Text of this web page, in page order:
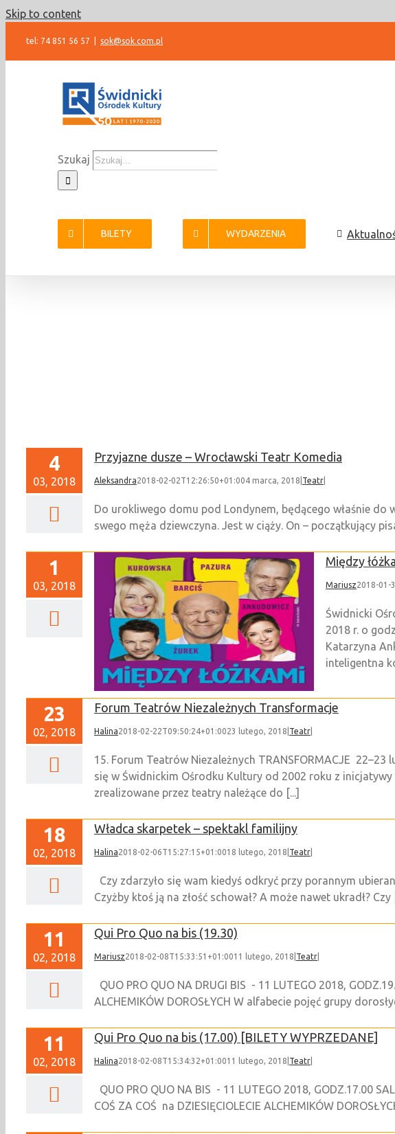
Skip to content
tel: 74 851 56 57 sok@sok.com.pl
Szukaj
BILETY WYDARZENIA
4
03, 2018
Przyjazne dusze – Wrocławski Teatr Komedia
Aleksandra2018-02-02T12:26:50+01:004 marca, 2018 Teatr
Do urokliwego domu pod Londynem, będącego właśnie do
swego męża dziewczyna. Jest w ciąży. On – początkujący
1
03, 2018
[BILETY
Między
Mariusz2018-01-
Świdnicki
2018 r. o
Katarzyna
inteligentna
23
02, 2018
Forum Teatrów Niezależnych Transformacje
Halina2018-02-22T09:50:24+01:0023 lutego, 2018 Teatr
15. Forum Teatrów Niezależnych TRANSFORMACJE
się w Świdnickim Ośrodku Kultury od 2002 roku z
zrealizowane przez teatry należące do [...]
18
02, 2018
Władca skarpetek – spektakl familijny
Halina2018-02-06T15:27:15+01:0018 lutego, 2018 Teatr
Czy zdarzyło się wam kiedyś odkryć przy porannym
Czyżby ktoś ją na złość schował? A może nawet ukradł? Czy
11
02, 2018
Qui Pro Quo na bis (19.30)
Mariusz2018-02-08T15:33:51+01:0011 lutego, 2018 Teatr
QUO PRO QUO NA DRUGI BIS - 11 LUTEGO 2018,
ALCHEMIKÓW DOROSŁYCH W alfabecie pojęć grupy
11
02, 2018
Qui Pro Quo na bis (17.00) [BILETY WYPRZEDANE]
Halina2018-02-08T15:34:32+01:0011 lutego, 2018 Teatr
QUO PRO QUO NA BIS - 11 LUTEGO 2018, GODZ.17.00
COŚ ZA COŚ na DZIESIĘCIOLECIE ALCHEMIKÓW